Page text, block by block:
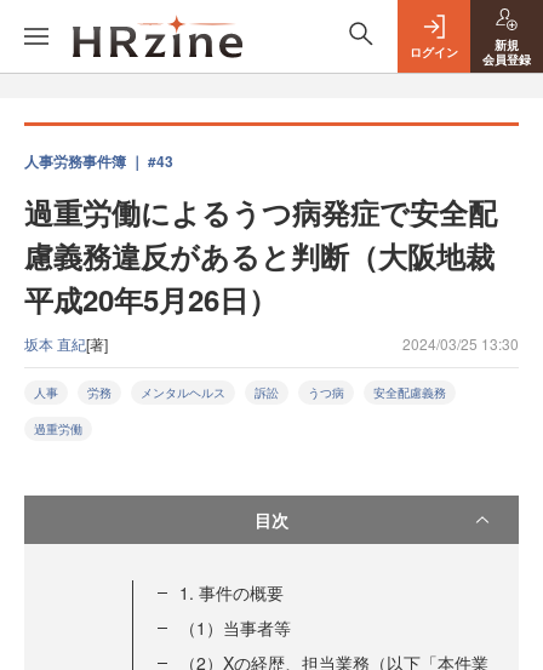
ログイン
新規
会員登録
人事労務事件簿 ｜ #43
過重労働によるうつ病発症で安全配
慮義務違反があると判断（大阪地裁
平成20年5月26日）
坂本 直紀[著] 2024/03/25 13:30
人事 労務 メンタルヘルス 訴訟 うつ病 安全配慮義務
過重労働
目次
1. 事件の概要
（1）当事者等
（2）Xの経歴、担当業務（以下「本件業